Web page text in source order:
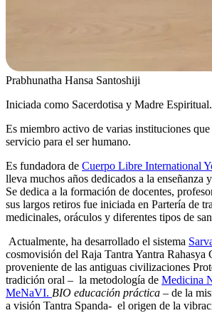
Prabhunatha Hansa Santoshiji
Iniciada como Sacerdotisa y Madre Espiritual.
Es miembro activo de varias instituciones
servicio para el ser humano.
Es fundadora de Cuerpo Libre International
lleva muchos años dedicados a la enseñanza
Se dedica a la formación de docentes,
sus largos retiros fue iniciada en Partería de
medicinales, oráculos y diferentes tipos de
Actualmente, ha desarrollado el sistema
cosmovisión del Raja Tantra Yantra Rahasya
proveniente de las antiguas civilizaciones
tradición oral – la metodología de Medicina
MeNaVI. BIO educación práctica – de la
a visión Tantra Spanda- el origen de la